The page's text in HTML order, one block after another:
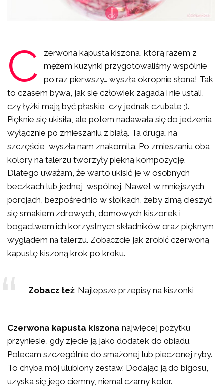
C
zerwona kapusta kiszona, którą razem z
mężem kuzynki przygotowaliśmy wspólnie
po raz pierwszy… wyszła okropnie słona! Tak
to czasem bywa, jak się człowiek zagada i nie ustali,
czy łyżki mają być płaskie, czy jednak czubate ;).
Pięknie się ukisiła, ale potem nadawała się do jedzenia
wyłącznie po zmieszaniu z białą. Ta druga, na
szczęście, wyszła nam znakomita. Po zmieszaniu oba
kolory na talerzu tworzyły piękną kompozycję.
Dlatego uważam, że warto ukisić je w osobnych
beczkach lub jednej, wspólnej. Nawet w mniejszych
porcjach, bezpośrednio w słoikach, żeby zimą cieszyć
się smakiem zdrowych, domowych kiszonek i
bogactwem ich korzystnych składników oraz pięknym
wyglądem na talerzu. Zobaczcie jak zrobić czerwoną
kapustę kiszoną krok po kroku.
Zobacz też: Najlepsze przepisy na kiszonki
Czerwona kapusta kiszona najwięcej pożytku
przyniesie, gdy zjecie ją jako dodatek do obiadu.
Polecam szczególnie do smażonej lub pieczonej ryby.
To chyba mój ulubiony zestaw. Dodając ją do bigosu,
uzyska się jego ciemny, niemal czarny kolor.